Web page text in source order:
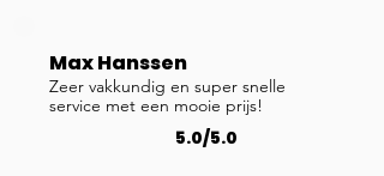
Max Hanssen
Zeer vakkundig en super snelle
service met een mooie prijs!
5.0/5.0